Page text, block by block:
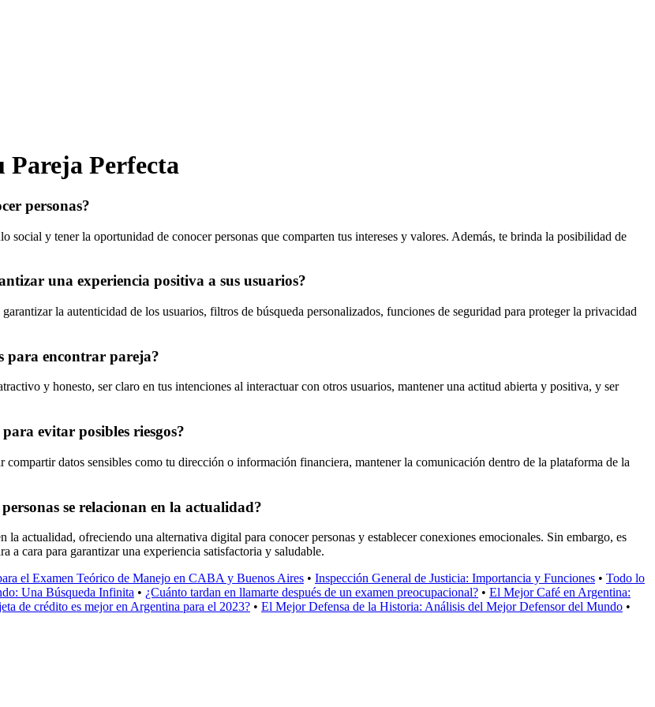
Perfecta
personas?
y tener la oportunidad de conocer personas que comparten tus intereses y valores. Además, te brinda la posibilidad de
una experiencia positiva a sus usuarios?
la autenticidad de los usuarios, filtros de búsqueda personalizados, funciones de seguridad para proteger la privacidad
para encontrar pareja?
y honesto, ser claro en tus intenciones al interactuar con otros usuarios, mantener una actitud abierta y positiva, y ser
evitar posibles riesgos?
datos sensibles como tu dirección o información financiera, mantener la comunicación dentro de la plataforma de la
se relacionan en la actualidad?
actualidad, ofreciendo una alternativa digital para conocer personas y establecer conexiones emocionales. Sin embargo, es
a cara para garantizar una experiencia satisfactoria y saludable.
el Examen Teórico de Manejo en CABA y Buenos Aires • Inspección General de Justicia: Importancia y Funciones • Todo lo
Una Búsqueda Infinita • ¿Cuánto tardan en llamarte después de un examen preocupacional? • El Mejor Café en Argentina:
de crédito es mejor en Argentina para el 2023? • El Mejor Defensa de la Historia: Análisis del Mejor Defensor del Mundo •